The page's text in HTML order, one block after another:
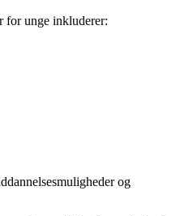
for unge inkluderer:
og